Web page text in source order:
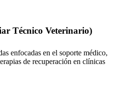
Técnico Veterinario)
enfocadas en el soporte médico,
de recuperación en clínicas